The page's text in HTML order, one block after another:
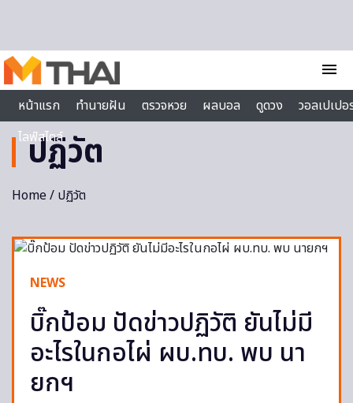
menu
หน้าแรก
ทำนายฝัน ตรวจหวย ผลบอล ดูดวง
วอลเปเป
ไลฟ์สไตล์
ปฏิวัต
Home/ ปฏิวัต
NEWS
บิ๊กป้อม ปัดข่าวปฏิวัติ ยันไม่มี
อะไรในกอไผ่ ผบ.ทบ. พบ นา
ยกฯ